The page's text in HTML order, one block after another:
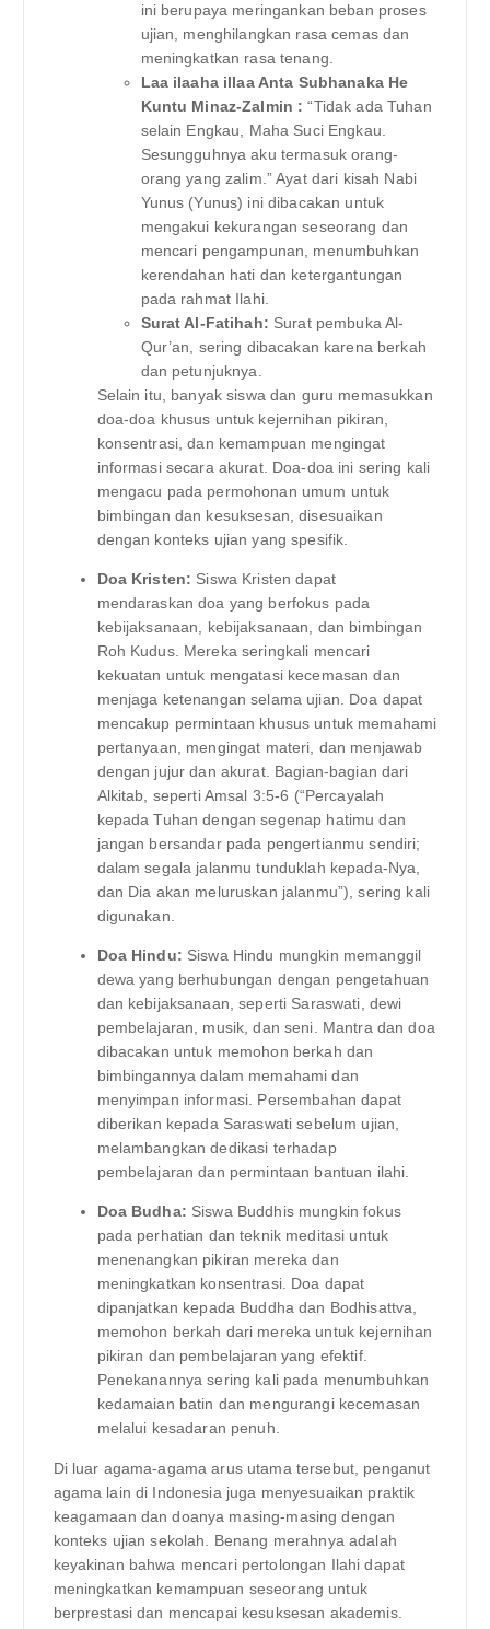
ini berupaya meringankan beban proses
ujian, menghilangkan rasa cemas dan
meningkatkan rasa tenang.
Laa ilaaha illaa Anta Subhanaka He
Kuntu Minaz-Zalmin : “Tidak ada Tuhan
selain Engkau, Maha Suci Engkau.
Sesungguhnya aku termasuk orang-
orang yang zalim.” Ayat dari kisah Nabi
Yunus (Yunus) ini dibacakan untuk
mengakui kekurangan seseorang dan
mencari pengampunan, menumbuhkan
kerendahan hati dan ketergantungan
pada rahmat Ilahi.
Surat Al-Fatihah: Surat pembuka Al-
Qur’an, sering dibacakan karena berkah
dan petunjuknya.
Selain itu, banyak siswa dan guru memasukkan
doa-doa khusus untuk kejernihan pikiran,
konsentrasi, dan kemampuan mengingat
informasi secara akurat. Doa-doa ini sering kali
mengacu pada permohonan umum untuk
bimbingan dan kesuksesan, disesuaikan
dengan konteks ujian yang spesifik.
Doa Kristen: Siswa Kristen dapat
mendaraskan doa yang berfokus pada
kebijaksanaan, kebijaksanaan, dan bimbingan
Roh Kudus. Mereka seringkali mencari
kekuatan untuk mengatasi kecemasan dan
menjaga ketenangan selama ujian. Doa dapat
mencakup permintaan khusus untuk memahami
pertanyaan, mengingat materi, dan menjawab
dengan jujur ​​dan akurat. Bagian-bagian dari
Alkitab, seperti Amsal 3:5-6 (“Percayalah
kepada Tuhan dengan segenap hatimu dan
jangan bersandar pada pengertianmu sendiri;
dalam segala jalanmu tunduklah kepada-Nya,
dan Dia akan meluruskan jalanmu”), sering kali
digunakan.
Doa Hindu: Siswa Hindu mungkin memanggil
dewa yang berhubungan dengan pengetahuan
dan kebijaksanaan, seperti Saraswati, dewi
pembelajaran, musik, dan seni. Mantra dan doa
dibacakan untuk memohon berkah dan
bimbingannya dalam memahami dan
menyimpan informasi. Persembahan dapat
diberikan kepada Saraswati sebelum ujian,
melambangkan dedikasi terhadap
pembelajaran dan permintaan bantuan ilahi.
Doa Budha: Siswa Buddhis mungkin fokus
pada perhatian dan teknik meditasi untuk
menenangkan pikiran mereka dan
meningkatkan konsentrasi. Doa dapat
dipanjatkan kepada Buddha dan Bodhisattva,
memohon berkah dari mereka untuk kejernihan
pikiran dan pembelajaran yang efektif.
Penekanannya sering kali pada menumbuhkan
kedamaian batin dan mengurangi kecemasan
melalui kesadaran penuh.
Di luar agama-agama arus utama tersebut, penganut
agama lain di Indonesia juga menyesuaikan praktik
keagamaan dan doanya masing-masing dengan
konteks ujian sekolah. Benang merahnya adalah
keyakinan bahwa mencari pertolongan Ilahi dapat
meningkatkan kemampuan seseorang untuk
berprestasi dan mencapai kesuksesan akademis.